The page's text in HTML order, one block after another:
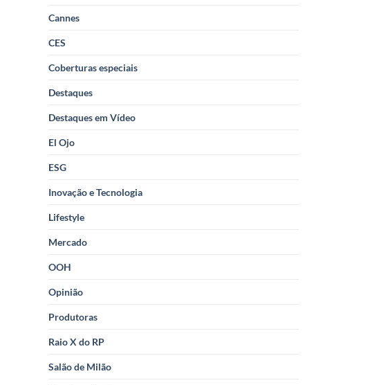
Cannes
CES
Coberturas especiais
Destaques
Destaques em Vídeo
El Ojo
ESG
Inovação e Tecnologia
Lifestyle
Mercado
OOH
Opinião
Produtoras
Raio X do RP
Salão de Milão